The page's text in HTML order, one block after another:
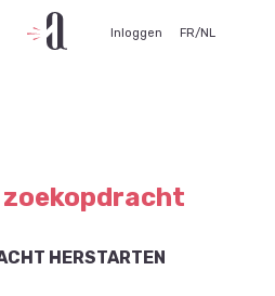
Inloggen FR/NL
HERSTARTEN